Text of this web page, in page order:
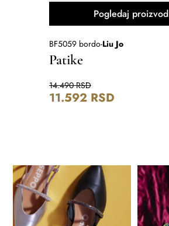
Pogledaj proizvod
BF5059 bordo-Liu Jo
Patike
14.490RSD
11.592 RSD